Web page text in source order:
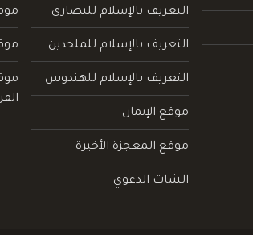
التعريف بالإسلام للنصارى
التعريف بالإسلام للملحدين
التعريف بالإسلام للهندوس
موقع الإيمان
موقع المعجزة الأخيرة
الشات الدعوي